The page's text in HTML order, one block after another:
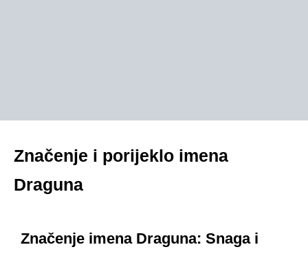
Značenje i porijeklo imena
Draguna
Značenje imena Draguna: Snaga i